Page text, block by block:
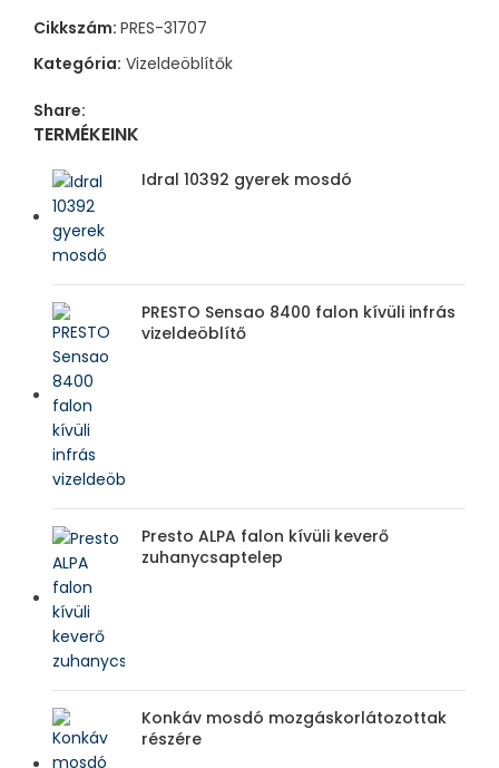
Cikkszám: PRES-31707
Kategória: Vizeldeöblítők
Share:
TERMÉKEINK
Idral 10392 gyerek mosdó
PRESTO Sensao 8400 falon kívüli infrás
vizeldeöblítő
Presto ALPA falon kívüli keverő
zuhanycsaptelep
Konkáv mosdó mozgáskorlátozottak
részére